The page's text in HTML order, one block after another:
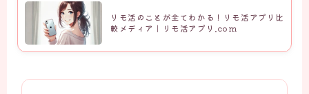
リモ活のことが全てわかる！リモ活アプリ比
較メディア｜リモ活アプリ.com